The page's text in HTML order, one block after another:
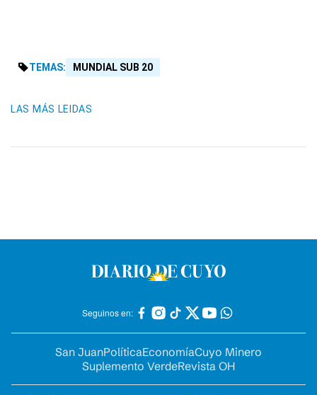
TEMAS: MUNDIAL SUB 20
LAS MÁS LEIDAS
Seguinos en:
San JuanPolíticaEconomíaCuyo Minero
Suplemento VerdeRevista OH